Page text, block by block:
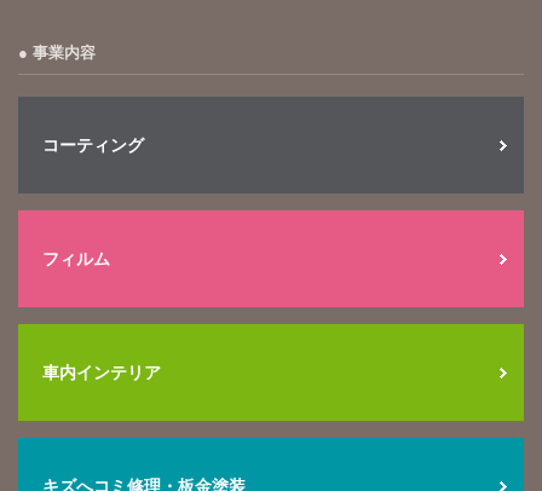
事業内容
コーティング
フィルム
車内インテリア
キズへコミ修理・板金塗装